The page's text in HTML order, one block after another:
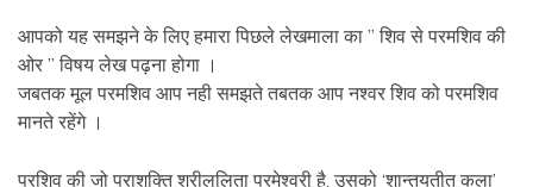
आपको यह समझने के लिए हमारा पिछले लेखमाला का ” शिव से परमशिव की
ओर ” विषय लेख पढ़ना होगा ।
जबतक मूल परमशिव आप नही समझते तबतक आप नश्वर शिव को परमशिव
मानते रहेंगे ।
परशिव की जो पराशक्‍ति श्रीललिता परमेश्वरी है, उसको ‘शान्तयतीत कला’